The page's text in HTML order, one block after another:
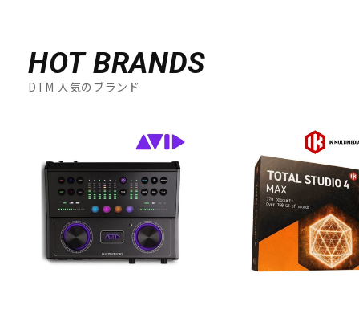
HOT BRANDS
DTM 人気のブランド